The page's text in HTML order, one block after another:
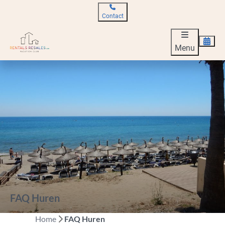
Contact
Menu
FAQ Huren
Home FAQ Huren